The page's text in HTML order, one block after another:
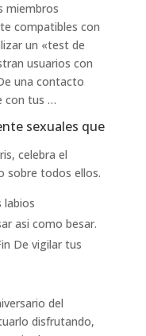
miembros
compatibles con
un «test de
usuarios con
una contacto
con tus …
sexuales que
celebra el
sobre todos ellos.
labios
asi­ como besar.
De vigilar tus
del
disfrutando,